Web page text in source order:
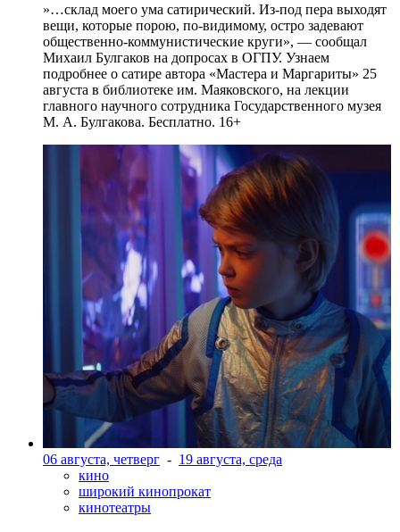
»…склад моего ума сатирический. Из-под пера выходят
вещи, которые порою, по-видимому, остро задевают
общественно-коммунистические круги», — сообщал
Михаил Булгаков на допросах в ОГПУ. Узнаем
подробнее о сатире автора «Мастера и Маргариты» 25
августа в библиотеке им. Маяковского, на лекции
главного научного сотрудника Государственного музея
М. А. Булгакова. Бесплатно. 16+
06 августа, четверг - 19 августа, среда
кино
широкий кинопрокат
кинотеатры